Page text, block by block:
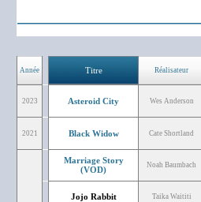
Année Titre Réalisateur
2023 Asteroid City Wes Anderson
2021 Black Widow Cate Shortland
Marriage Story
(VOD)
Noah Baumbach
Jojo Rabbit
Taika Waititi